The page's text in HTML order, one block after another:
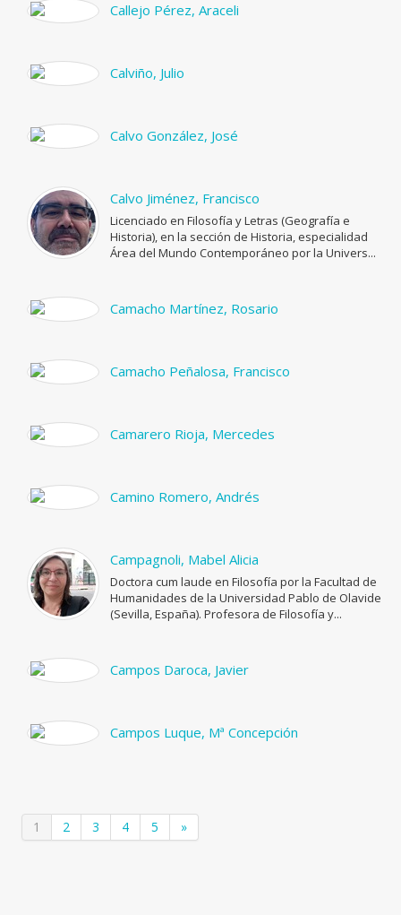
Callejo Pérez, Araceli
Calviño, Julio
Calvo González, José
Calvo Jiménez, Francisco
Licenciado en Filosofía y Letras (Geografía e
Historia), en la sección de Historia, especialidad
Área del Mundo Contemporáneo por la Univers...
Camacho Martínez, Rosario
Camacho Peñalosa, Francisco
Camarero Rioja, Mercedes
Camino Romero, Andrés
Campagnoli, Mabel Alicia
Doctora cum laude en Filosofía por la Facultad de
Humanidades de la Universidad Pablo de Olavide
(Sevilla, España). Profesora de Filosofía y...
Campos Daroca, Javier
Campos Luque, Mª Concepción
1 2 3 4 5 »